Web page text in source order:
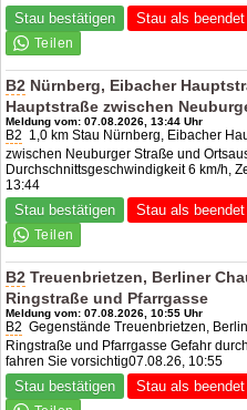
Stau bestätigen Stau als
B2 Nürnberg, Eibacher
Hauptstraße zwischen
Meldung vom: 07.08.2026, 13:44 Uhr
B2 1,0 km Stau Nürnberg, Eibacher
zwischen Neuburger Straße und
Durchschnittsgeschwindigkeit 6 km/h,
13:44
Stau bestätigen Stau als
B2 Treuenbrietzen, Berliner
Ringstraße und Pfarrgasse
Meldung vom: 07.08.2026, 10:55 Uhr
B2 Gegenstände Treuenbrietzen,
Ringstraße und Pfarrgasse Gefahr
fahren Sie vorsichtig07.08.26, 10:55
Stau bestätigen Stau als